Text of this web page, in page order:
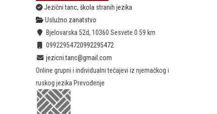
Jezični tanc, škola stranih jezika
Uslužno zanatstvo
Bjelovarska 52d, 10360 Sesvete 0.59 km
09922954720992295472
jezicni.tanc@gmail.com
Online grupni i individualni tečajevi iz njemačkog i
ruskog jezika Prevođenje